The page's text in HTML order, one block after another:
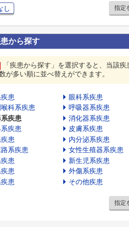
し 指定
から探す
「疾患から探す」を選択すると、当該疾
が多い順に並べ替えができます。
患
眼科系疾患
科系疾患
呼吸器系疾患
疾患
消化器系疾患
疾患
皮膚系疾患
患
内分泌系疾患
系疾患
女性生殖器系疾患
患
新生児系疾患
患
外傷系疾患
患
その他疾患
指定